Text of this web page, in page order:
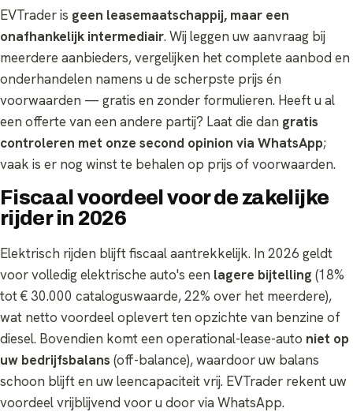
EVTrader is geen leasemaatschappij, maar een
onafhankelijk intermediair. Wij leggen uw aanvraag bij
meerdere aanbieders, vergelijken het complete aanbod en
onderhandelen namens u de scherpste prijs én
voorwaarden — gratis en zonder formulieren. Heeft u al
een offerte van een andere partij? Laat die dan gratis
controleren met onze second opinion via WhatsApp;
vaak is er nog winst te behalen op prijs of voorwaarden.
Fiscaal voordeel voor de zakelijke
rijder in 2026
Elektrisch rijden blijft fiscaal aantrekkelijk. In 2026 geldt
voor volledig elektrische auto's een lagere bijtelling (18%
tot € 30.000 cataloguswaarde, 22% over het meerdere),
wat netto voordeel oplevert ten opzichte van benzine of
diesel. Bovendien komt een operational-lease-auto niet op
uw bedrijfsbalans (off-balance), waardoor uw balans
schoon blijft en uw leencapaciteit vrij. EVTrader rekent uw
voordeel vrijblijvend voor u door via WhatsApp.